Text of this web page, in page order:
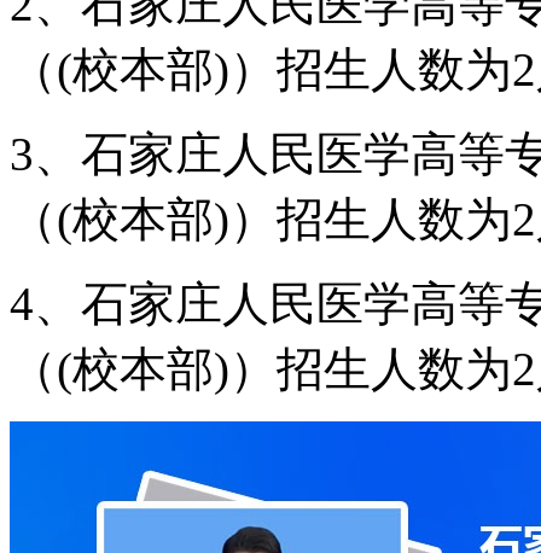
（(校本部)）招生人数为
3、石家庄人民医学高等
（(校本部)）招生人数为
4、石家庄人民医学高等
（(校本部)）招生人数为